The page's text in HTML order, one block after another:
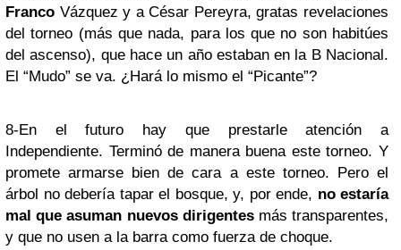
Franco Vázquez y a César Pereyra, gratas revelaciones
del torneo (más que nada, para los que no son habitúes
del ascenso), que hace un año estaban en la B Nacional.
El “Mudo” se va. ¿Hará lo mismo el “Picante”?
8-En el futuro hay que prestarle atención a
Independiente. Terminó de manera buena este torneo. Y
promete armarse bien de cara a este torneo. Pero el
árbol no debería tapar el bosque, y, por ende, no estaría
mal que asuman nuevos dirigentesmás transparentes,
y que no usen a la barra como fuerza de choque.